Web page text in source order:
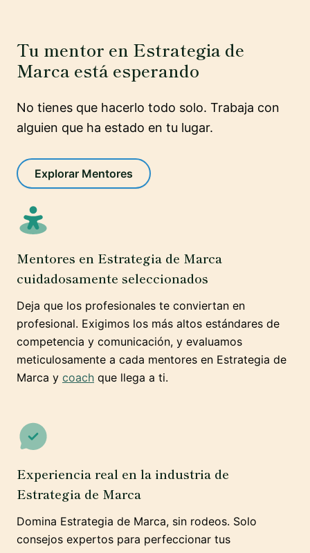
Tu mentor en Estrategia de
Marca está esperando
No tienes que hacerlo todo solo. Trabaja con
alguien que ha estado en tu lugar.
Explorar Mentores
Mentores en Estrategia de Marca
cuidadosamente seleccionados
Deja que los profesionales te conviertan en
profesional. Exigimos los más altos estándares de
competencia y comunicación, y evaluamos
meticulosamente a cada mentores en Estrategia de
Marca y coach que llega a ti.
Experiencia real en la industria de
Estrategia de Marca
Domina Estrategia de Marca, sin rodeos. Solo
consejos expertos para perfeccionar tus